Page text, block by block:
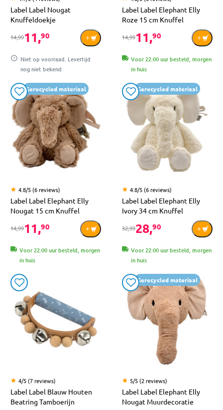
Label Label Nougat
Knuffeldoekje
14,9911,90
Niet op voorraad. Levertijd
nog niet bekend
Label Label Elephant Elly
Roze 15 cm Knuffel
14,9911,90
Voor 22:00 uur besteld, morgen
in huis
Gerecycled materiaal
4.8/5 (6 reviews)
Label Label Elephant Elly
Nougat 15 cm Knuffel
14,9911,90
Voor 22:00 uur besteld, morgen
in huis
Gerecycled materiaal
4.8/5 (6 reviews)
Label Label Elephant Elly
Ivory 34 cm Knuffel
32,9928,90
Voor 22:00 uur besteld, morgen
in huis
4/5 (7 reviews)
Label Label Blauw Houten
Beatring Tamboerijn
Gerecycled materiaal
5/5 (2 reviews)
Label Label Elephant Elly
Nougat Muurdecoratie